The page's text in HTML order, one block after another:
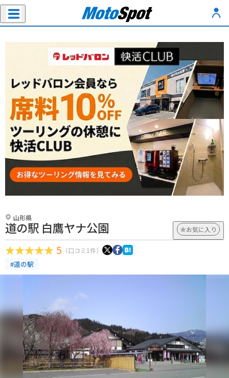
山形県
道の駅 白鷹ヤナ公園 お気に入り
5 （口コミ1件）
#道の駅